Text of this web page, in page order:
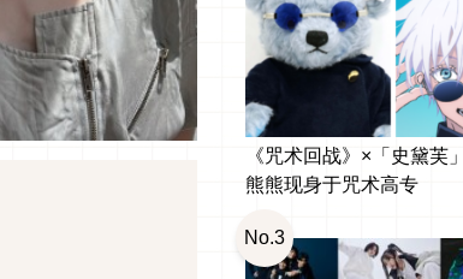
《咒术回战》×「史黛芙
熊熊现身于咒术高专
No.3